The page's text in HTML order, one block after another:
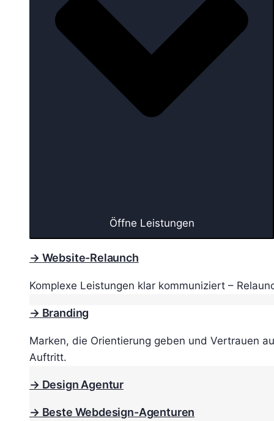
Öffne Leistungen
→ Website-Relaunch
Komplexe Leistungen klar kommuniziert –
→ Branding
Marken, die Orientierung geben und Vertrauen
Auftritt.
→ Design Agentur
→ Beste Webdesign-Agenturen